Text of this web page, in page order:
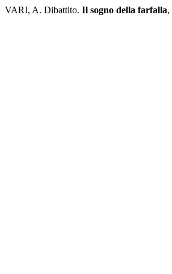
VARI, A. Dibattito. Il sogno della farfalla,